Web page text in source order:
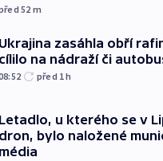
52 m
Ukrajina zasáhla obří
cílilo na nádraží či
před 1h
Letadlo, u kterého se v
dron, bylo naložené
média